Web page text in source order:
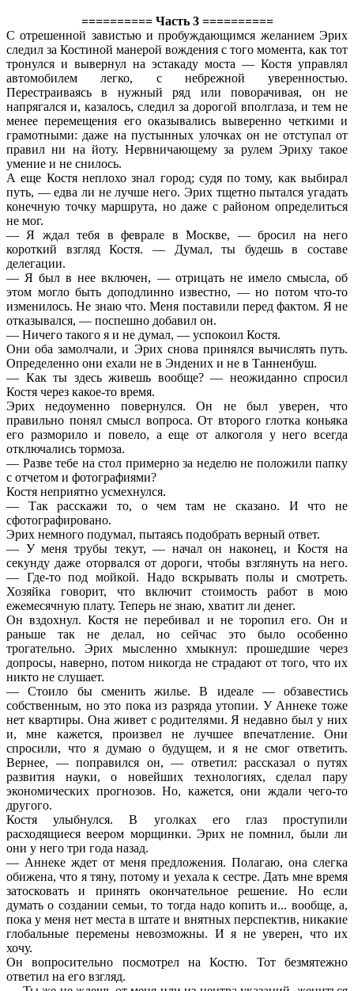
========== Часть 3 ==========
С отрешенной завистью и пробуждающимся желанием Эрих
следил за Костиной манерой вождения с того момента, как тот
тронулся и вывернул на эстакаду моста — Костя управлял
автомобилем легко, с небрежной уверенностью.
Перестраиваясь в нужный ряд или поворачивая, он не
напрягался и, казалось, следил за дорогой вполглаза, и тем не
менее перемещения его оказывались выверенно четкими и
грамотными: даже на пустынных улочках он не отступал от
правил ни на йоту. Нервничающему за рулем Эриху такое
умение и не снилось.
А еще Костя неплохо знал город; судя по тому, как выбирал
путь, — едва ли не лучше него. Эрих тщетно пытался угадать
конечную точку маршрута, но даже с районом определиться
не мог.
— Я ждал тебя в феврале в Москве, — бросил на него
короткий взгляд Костя. — Думал, ты будешь в составе
делегации.
— Я был в нее включен, — отрицать не имело смысла, об
этом могло быть доподлинно известно, — но потом что-то
изменилось. Не знаю что. Меня поставили перед фактом. Я не
отказывался, — поспешно добавил он.
— Ничего такого я и не думал, — успокоил Костя.
Они оба замолчали, и Эрих снова принялся вычислять путь.
Определенно они ехали не в Эндених и не в Танненбуш.
— Как ты здесь живешь вообще? — неожиданно спросил
Костя через какое-то время.
Эрих недоуменно повернулся. Он не был уверен, что
правильно понял смысл вопроса. От второго глотка коньяка
его разморило и повело, а еще от алкоголя у него всегда
отключались тормоза.
— Разве тебе на стол примерно за неделю не положили папку
с отчетом и фотографиями?
Костя неприятно усмехнулся.
— Так расскажи то, о чем там не сказано. И что не
сфотографировано.
Эрих немного подумал, пытаясь подобрать верный ответ.
— У меня трубы текут, — начал он наконец, и Костя на
секунду даже оторвался от дороги, чтобы взглянуть на него.
— Где-то под мойкой. Надо вскрывать полы и смотреть.
Хозяйка говорит, что включит стоимость работ в мою
ежемесячную плату. Теперь не знаю, хватит ли денег.
Он вздохнул. Костя не перебивал и не торопил его. Он и
раньше так не делал, но сейчас это было особенно
трогательно. Эрих мысленно хмыкнул: прошедшие через
допросы, наверно, потом никогда не страдают от того, что их
никто не слушает.
— Стоило бы сменить жилье. В идеале — обзавестись
собственным, но это пока из разряда утопии. У Аннеке тоже
нет квартиры. Она живет с родителями. Я недавно был у них
и, мне кажется, произвел не лучшее впечатление. Они
спросили, что я думаю о будущем, и я не смог ответить.
Вернее, — поправился он, — ответил: рассказал о путях
развития науки, о новейших технологиях, сделал пару
экономических прогнозов. Но, кажется, они ждали чего-то
другого.
Костя улыбнулся. В уголках его глаз проступили
расходящиеся веером морщинки. Эрих не помнил, были ли
они у него три года назад.
— Аннеке ждет от меня предложения. Полагаю, она слегка
обижена, что я тяну, потому и уехала к сестре. Дать мне время
затосковать и принять окончательное решение. Но если
думать о создании семьи, то тогда надо копить и... вообще, а,
пока у меня нет места в штате и внятных перспектив, никакие
глобальные перемены невозможны. И я не уверен, что их
хочу.
Он вопросительно посмотрел на Костю. Тот безмятежно
ответил на его взгляд.